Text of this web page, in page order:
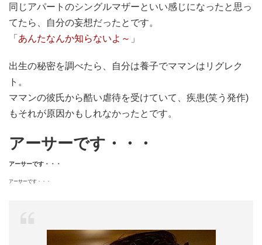
同じアパートのシングルマザーといい感じになったと思っ
てたら、自分の妄想だったとです。
「 あんたなんか知らないよ～ 」
出生の秘密を調べたら、自分は養子でママンはリグレク
ト。
ママンの彼氏から酷い虐待を受けていて、疾患(笑う発作)
もそれが原因かもしれなかったとです。
アーサーです・・・
アーサーです・・・
アーサーです・・・